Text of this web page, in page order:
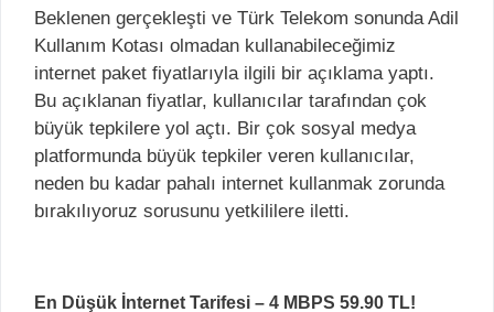
Beklenen gerçekleşti ve Türk Telekom sonunda Adil
Kullanım Kotası olmadan kullanabileceğimiz
internet paket fiyatlarıyla ilgili bir açıklama yaptı.
Bu açıklanan fiyatlar, kullanıcılar tarafından çok
büyük tepkilere yol açtı. Bir çok sosyal medya
platformunda büyük tepkiler veren kullanıcılar,
neden bu kadar pahalı internet kullanmak zorunda
bırakılıyoruz sorusunu yetkililere iletti.
En Düşük İnternet Tarifesi – 4 MBPS 59.90 TL!